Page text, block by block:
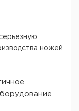
ножей